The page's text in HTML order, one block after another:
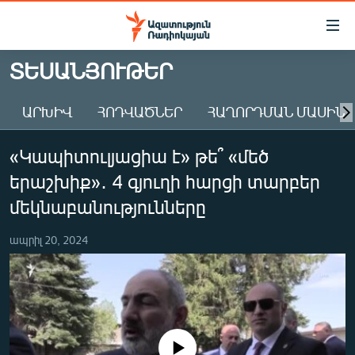
Մատչելիության
Անցնել
հիմնական
Անցնել
հիմնական
մենյուին
Որոնում
ԱԶԱՏՈՒԹՅՈՒՆ TV
ՀԱՅԱՍՏԱՆ
ԸՆՏՐՈՒԹՅՈՒՆՆԵՐ 2026
ԻՐԱՎՈՒՆՔ
ՏՆՏԵՍՈՒԹՅՈՒՆ
ՂԱՐԱԲԱՂ
ՊԱՏԵՐԱԶՄԻ 6 ՇԱԲԱԹՆԵՐԸ
ՏԱՐԱԾԱՇՐՋԱՆ
ՏԵՍԱՆՅՈՒԹԵՐ
ԱՐԽԻՎ ՀՈԴՎԱԾՆԵՐ ՀԱՂՈՐԴՄԱՆ ՄԱՍԻՆ
«Կապիտուլյացիա է» թե՞ «մեծ
երաշխիք»․ 4 գյուղի հարցի տարբեր
մեկնաբանությունները
ապրիլ 20, 2024
No media source currently available